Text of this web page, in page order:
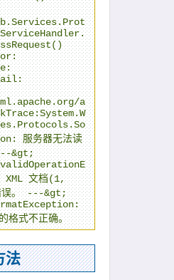
a
服务器无法读
&gt;
文档(1,
误。 ---&gt;
法